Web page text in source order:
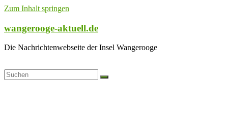
Zum Inhalt springen
wangerooge-aktuell.de
Die Nachrichtenwebseite der Insel Wangerooge